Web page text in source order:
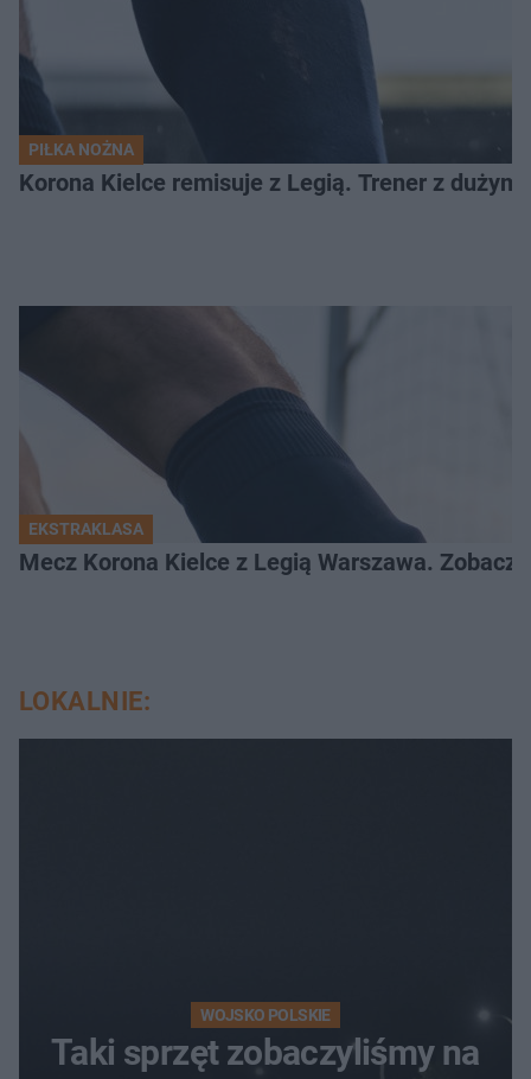
PIŁKA NOŻNA
Korona Kielce remisuje z Legią. Trener z dużym
EKSTRAKLASA
Mecz Korona Kielce z Legią Warszawa. Zobacz
LOKALNIE:
WOJSKO POLSKIE
Taki sprzęt zobaczyliśmy na